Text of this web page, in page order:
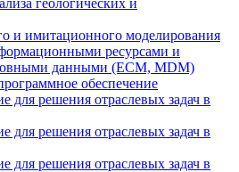
геологических и
и имитационного моделирования
ресурсами и
данными (ECM, MDM)
обеспечение
для решения отраслевых задач в
для решения отраслевых задач в
для решения отраслевых задач в